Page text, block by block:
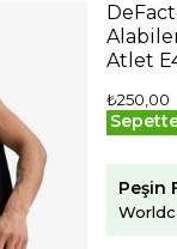
Atlet
₺250,00
Peşin